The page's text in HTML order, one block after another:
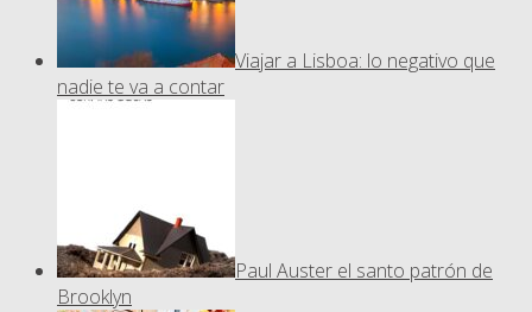
Viajar a Lisboa: lo negativo que
nadie te va a contar
Paul Auster el santo patrón de
Brooklyn